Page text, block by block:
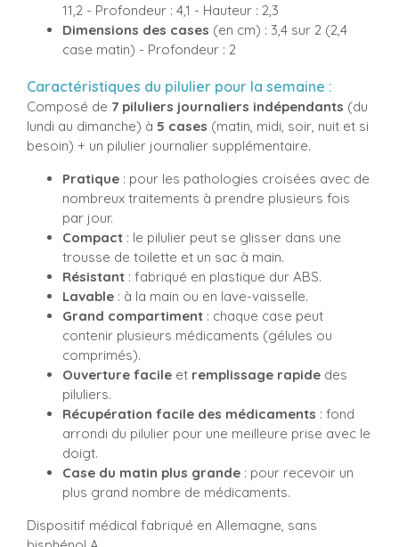
11,2 - Profondeur : 4,1 - Hauteur : 2,3
Dimensions des cases (en cm) : 3,4 sur 2 (2,4
case matin) - Profondeur : 2
Caractéristiques du pilulier pour la semaine :
Composé de 7 piluliers journaliers indépendants (du
lundi au dimanche) à 5 cases (matin, midi, soir, nuit et si
besoin) + un pilulier journalier supplémentaire.
Pratique : pour les pathologies croisées avec de
nombreux traitements à prendre plusieurs fois
par jour.
Compact : le pilulier peut se glisser dans une
trousse de toilette et un sac à main.
Résistant : fabriqué en plastique dur ABS.
Lavable : à la main ou en lave-vaisselle.
Grand compartiment : chaque case peut
contenir plusieurs médicaments (gélules ou
comprimés).
Ouverture facile et remplissage rapide des
piluliers.
Récupération facile des médicaments : fond
arrondi du pilulier pour une meilleure prise avec le
doigt.
Case du matin plus grande : pour recevoir un
plus grand nombre de médicaments.
Dispositif médical fabriqué en Allemagne, sans